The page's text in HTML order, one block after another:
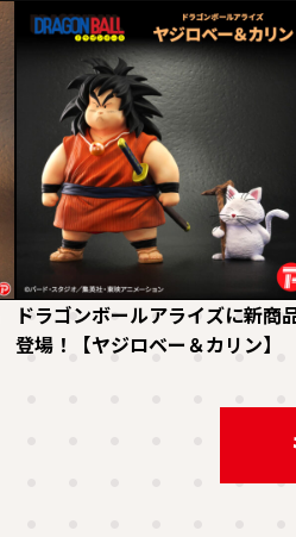
ドラゴンボールアライズに新商
登場！【ヤジロベー＆カリン】